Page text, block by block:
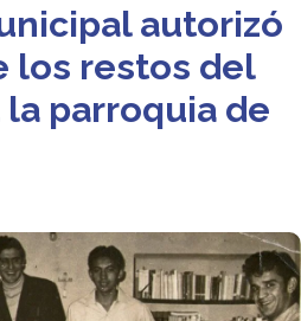
autorizó
los restos del
parroquia de